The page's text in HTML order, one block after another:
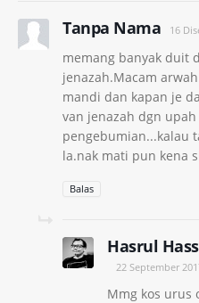
Tanpa Nama 16
memang banyak duit
jenazah.Macam
mandi dan kapan je
van jenazah dgn upah
pengebumian...kalau
la.nak mati pun kena
Balas
Hasrul
22 September
Mmg kos urus